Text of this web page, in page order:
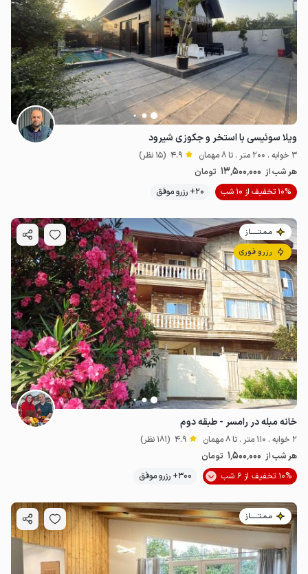
13.5میلیون ت 4.9
ویلا سوئیسی با استخر و جکوزی شیرود
3 خوابه . 200 متر . تا 8 مهمان 4.9 (15 نظر)
هر شب از 13٬500٬000 تومان
10% تخفیف از 10 شب
20+ رزرو موفق
مـمـتــــــاز
رزرو فوری
خانه مبله در رامسر - طبقه دوم
2 خوابه . 110 متر . تا 8 مهمان 4.9 (181 نظر)
هر شب از 1٬500٬000 تومان
10% تخفیف از 6 شب
300+ رزرو موفق
مـمـتــــــاز